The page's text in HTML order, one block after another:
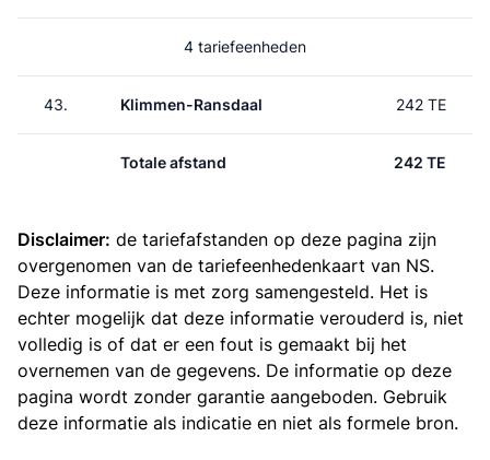
4 tariefeenheden
43. Klimmen-Ransdaal 242 TE
Totale afstand 242 TE
Disclaimer: de tariefafstanden op deze pagina zijn
overgenomen van de tariefeenhedenkaart van NS.
Deze informatie is met zorg samengesteld. Het is
echter mogelijk dat deze informatie verouderd is, niet
volledig is of dat er een fout is gemaakt bij het
overnemen van de gegevens. De informatie op deze
pagina wordt zonder garantie aangeboden. Gebruik
deze informatie als indicatie en niet als formele bron.